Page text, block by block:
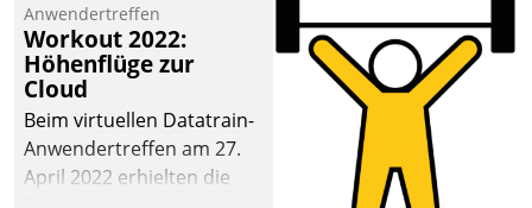
Mammutprojekte
meistern und Workloads
wuppen – bei zunehmend
anspruchsvollen
Aufgaben und
abnehmendem
Anwendertreffen
Workout 2022:
Höhenflüge zur
Cloud
Beim virtuellen Datatrain-
Anwendertreffen am 27.
April 2022 erhielten die